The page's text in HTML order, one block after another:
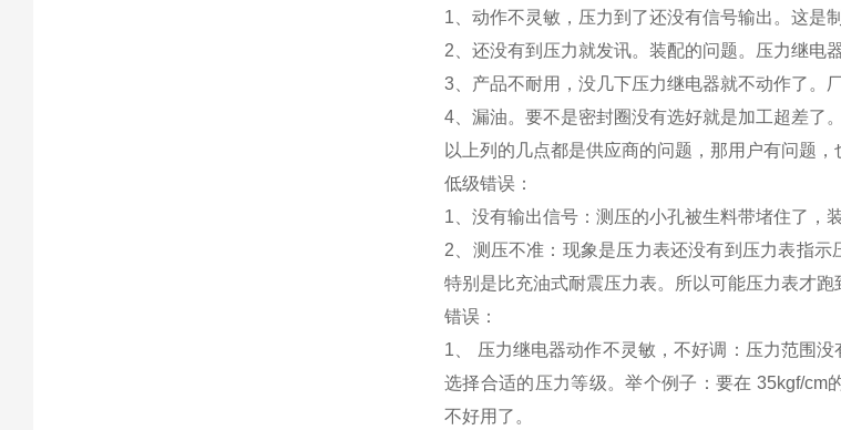
1、动作不灵敏，压力到了还没有信号输出。这是
2、还没有到压力就发讯。装配的问题。压力继电
3、产品不耐用，没几下压力继电器就不动作了。
4、漏油。要不是密封圈没有选好就是加工超差了。
以上列的几点都是供应商的问题，那用户有问题，
低级错误：
1、没有输出信号：测压的小孔被生料带堵住了，
2、测压不准：现象是压力表还没有到压力表指
特别是比充油式耐震压力表。所以可能压力表才跑
错误：
1、 压力继电器动作不灵敏，不好调：压力范围
选择合适的压力等级。举个例子：要在 35kgf/cm
不好用了。